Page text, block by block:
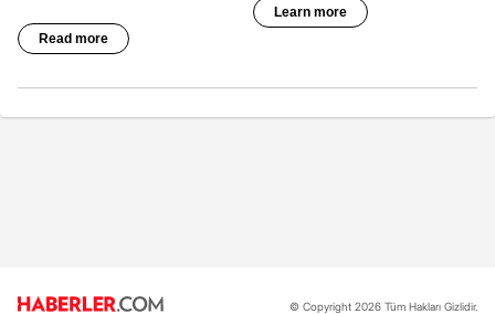
© Copyright 2026 Tüm Hakları Gizlidir.